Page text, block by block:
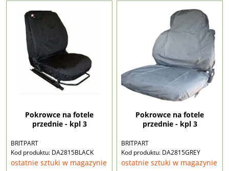
Pokrowce na fotele
przednie - kpl 3
BRITPART
Kod produktu: DA2815BLACK
ostatnie sztuki w magazynie
Pokrowce na fotele
przednie - kpl 3
BRITPART
Kod produktu: DA2815GREY
ostatnie sztuki w magazynie